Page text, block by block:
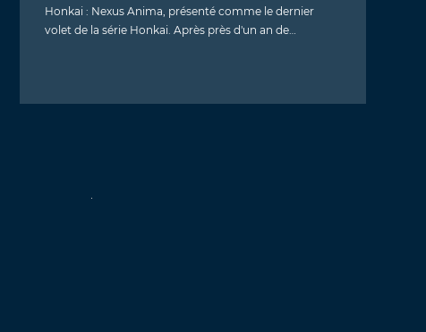
Honkai : Nexus Anima, présenté comme le dernier
volet de la série Honkai. Après près d'un an de…